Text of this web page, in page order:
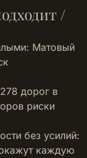
/
Матовый
дорог в
риски
без усилий:
каждую